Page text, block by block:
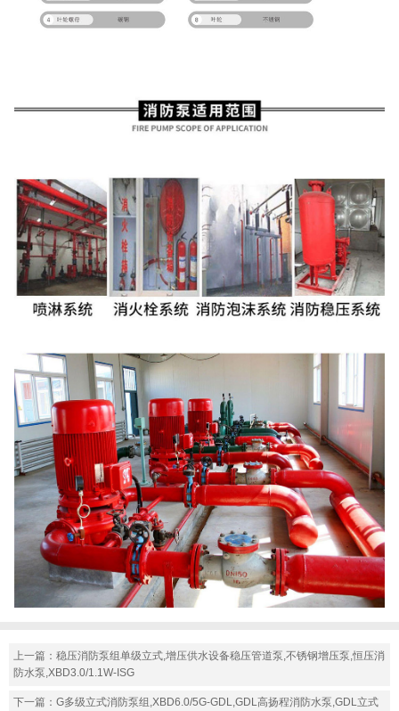
上一篇： 稳压消防泵组单级立式,增压供水设备稳压管道泵,不锈钢增压泵,恒压消
防水泵,XBD3.0/1.1W-ISG
下一篇： G多级立式消防泵组,XBD6.0/5G-GDL,GDL高扬程消防水泵,GDL立式